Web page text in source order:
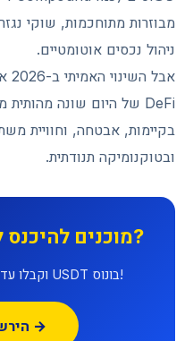
מבוזרות מתוחכמות, שוקי
ניהול נכסים אוטומטיים.
בקיימות, אבטחה, וחוויית
ובטוקנומיקה תנודתית.
מוכנים להיכנס לעולם הקריפטו?
הירשמו ל-MEXC וקבלו עד 8,000 USDT בונוס!
הירשמו עכשיו →